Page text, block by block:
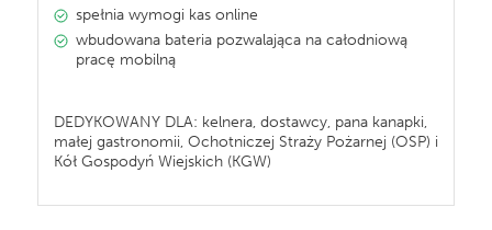
spełnia wymogi kas online
wbudowana bateria pozwalająca na całodniową
pracę mobilną
DEDYKOWANY DLA: kelnera, dostawcy, pana kanapki,
małej gastronomii, Ochotniczej Straży Pożarnej (OSP) i
Kół Gospodyń Wiejskich (KGW)